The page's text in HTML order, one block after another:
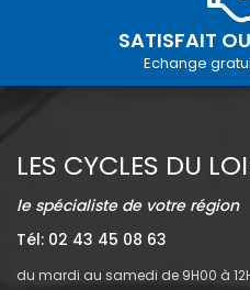
SATISFAIT
Echange
LES CYCLES DU
le spécialiste de votre région
Tél: 02 43 45 08 63
du mardi au samedi de 9H00 à